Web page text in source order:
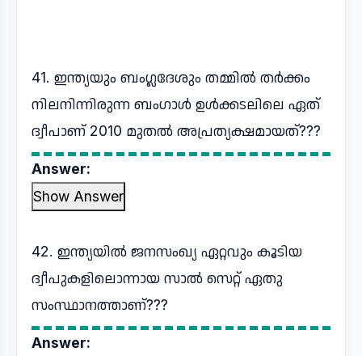
41. ഇന്ത്യയും ബംഗ്ലദേശും തമ്മിൽ തർക്കം
നിലനിന്നിരുന്ന ബംഗാൾ ഉൾക്കടലിലെ ഏത്
ദ്വീപാണ് 2010 മുതൽ അപ്രത്യക്ഷമായത്???
Answer:
Show Answer
42. ഇന്ത്യയിൽ ജനസംഖ്യ ഏറ്റവും കൂടിയ
ദ്വീപുകളിലൊന്നായ സാൽ സെറ്റ് ഏതു
സംസ്ഥാനത്താണ്???
Answer: